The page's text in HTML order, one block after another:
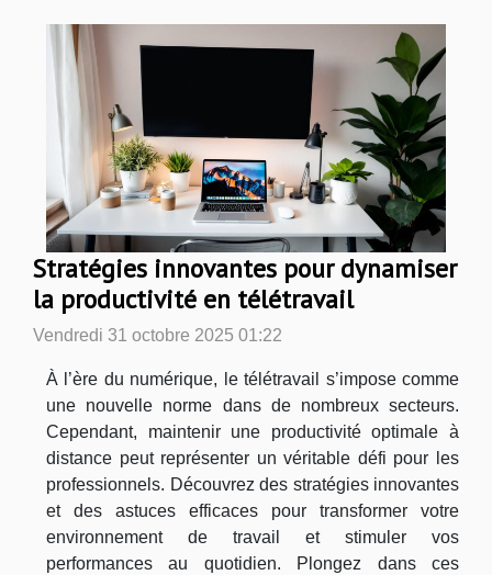
Stratégies innovantes pour dynamiser
la productivité en télétravail
Vendredi 31 octobre 2025 01:22
À l’ère du numérique, le télétravail s’impose comme
une nouvelle norme dans de nombreux secteurs.
Cependant, maintenir une productivité optimale à
distance peut représenter un véritable défi pour les
professionnels. Découvrez des stratégies innovantes
et des astuces efficaces pour transformer votre
environnement de travail et stimuler vos
performances au quotidien. Plongez dans ces